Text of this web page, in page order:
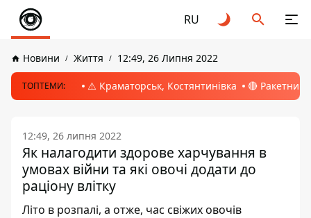
RU
Новини Життя 12:49, 26 Липня 2022
ТОПТЕМИ: ⚠️ Краматорськ, Костянтинівка 🔴 Ракетний
12:49, 26 липня 2022
Як налагодити здорове харчування в
умовах війни та які овочі додати до
раціону влітку
Літо в розпалі, а отже, час свіжих овочів